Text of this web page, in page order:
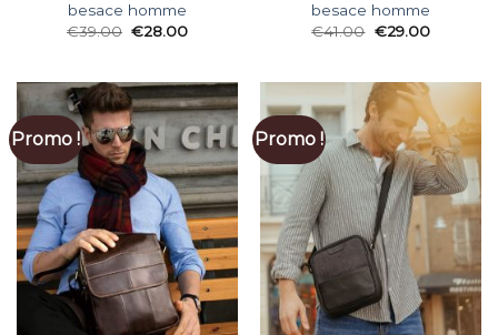
besace homme
€39.00 €28.00
besace homme
€41.00 €29.00
Promo ! Promo !